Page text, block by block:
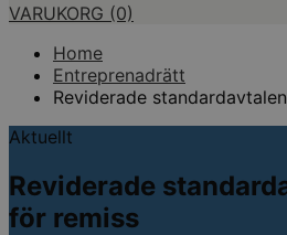
VARUKORG (0)
Home
Entreprenadrätt
Reviderade
Aktuellt
Reviderade
för remiss